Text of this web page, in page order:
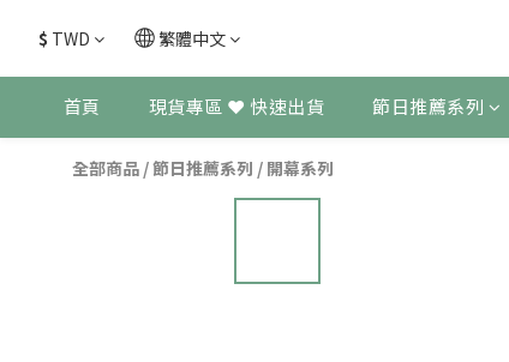
$ TWD 繁體中文
首頁 現貨專區 ❤ 快速出貨 節日推薦系列
全部商品 /節日推薦系列 / 開幕系列